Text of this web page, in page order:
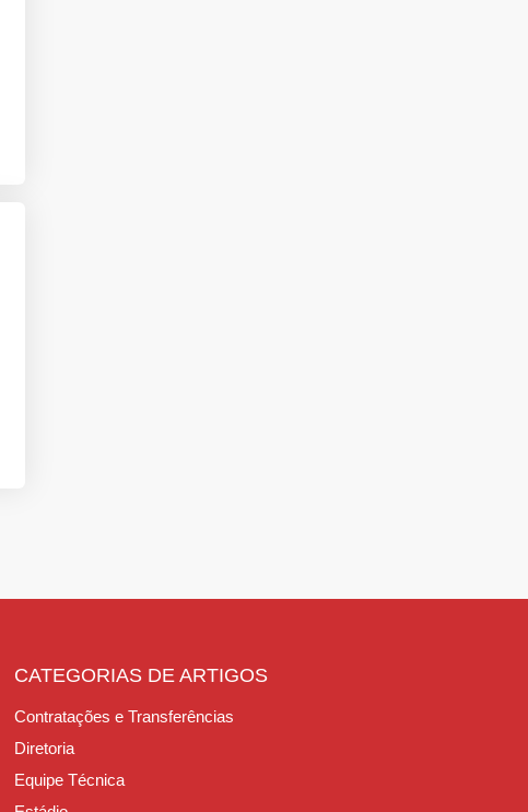
CATEGORIAS DE ARTIGOS
Contratações e Transferências
Diretoria
Equipe Técnica